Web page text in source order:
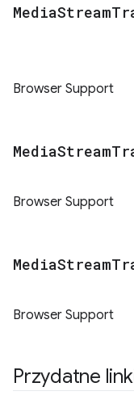
MediaStream
Browser Support
MediaStream
Browser Support
MediaStream
Browser Support
Przydatne